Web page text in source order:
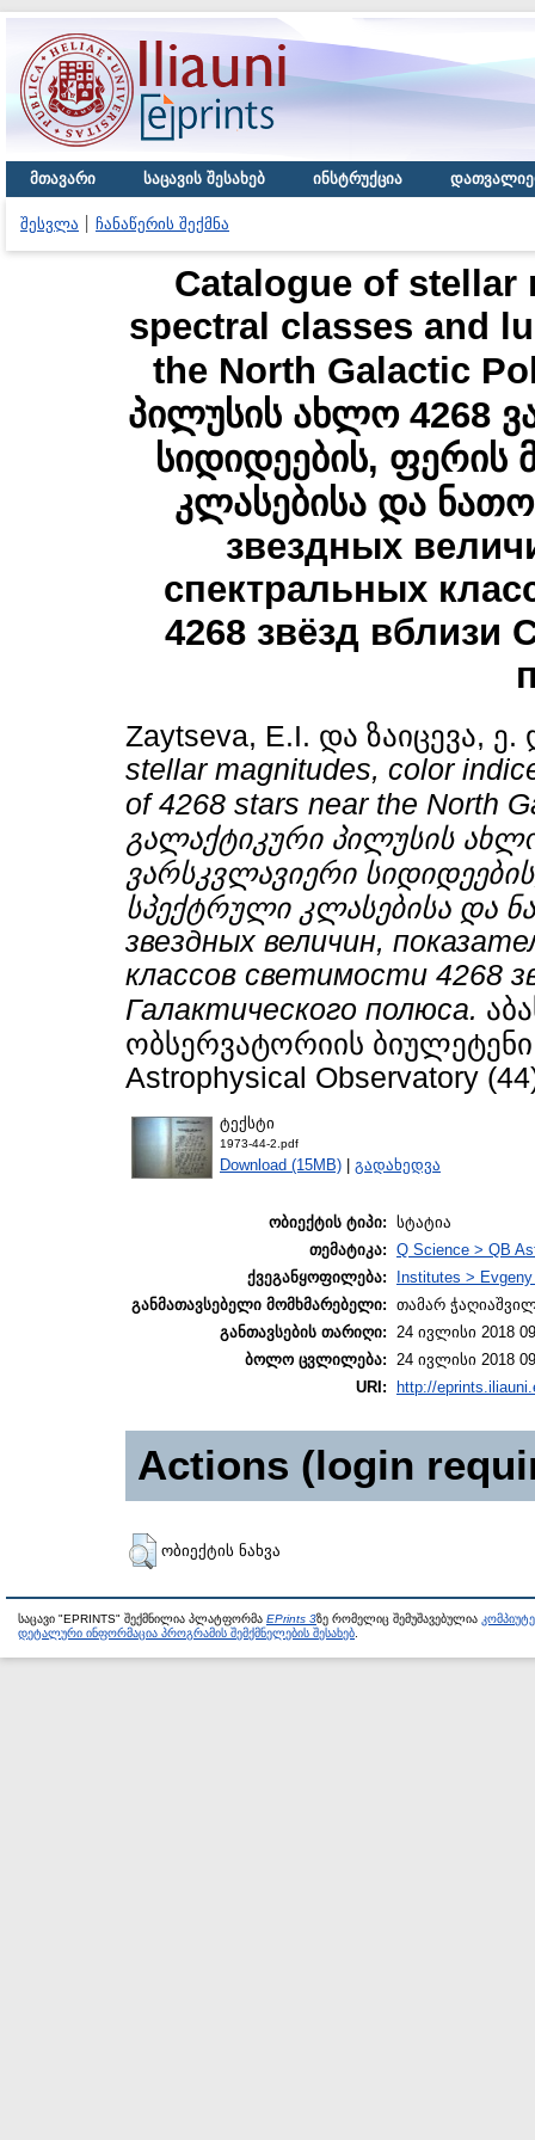
მთავარი საცავის შესახებ ინსტრუქცია
შესვლა ჩანაწერის შექმნა
Catalogue of
spectral classes and
the North Galactic
პილუსის ახლო 4268
სიდიდეების, ფერის
კლასებისა და
звездных
спектральных
4268 звёзд вблизи
Zaytseva, E.I. და ზაიცევა, ე.
stellar magnitudes, color
of 4268 stars near the North
გალაქტიკური პილუსის
ვარსკვლავიერი
სპექტრული კლასებისა და
звездных величин,
классов светимости 4268
Галактического полюса.
ობსერვატორიის ბიულეტენი
Astrophysical Observatory
ტექსტი
1973-44-2.pdf
Download (15MB) | გადახედვა
ობიექტის ტიპი: სტატია
თემატიკა: Q Science > QB
ქვეგანყოფილება:
Institutes >
განმათავსებელი მომხმარებელი: თამარ
განთავსების თარიღი: 24 ივლისი 2018
ბოლო ცვლილება: 24 ივლისი 2018
URI:
http://
Actions (login
ობიექტის ნახვა
საცავი "EPRINTS" შექმნილია პლატფორმა EPrints 3ზე რომელიც შემუშავებულია
დეტალური ინფორმაცია პროგრამის შემქმნელების შესახებ.